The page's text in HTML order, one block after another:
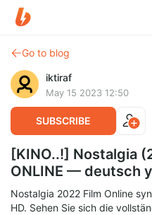
Go to blog
iktiraf
May 15 2023 12:50
SUBSCRIBE
[KINO..!] Nostalgia
ONLINE — deutsch
Nostalgia 2022 Film Online
HD. Sehen Sie sich die